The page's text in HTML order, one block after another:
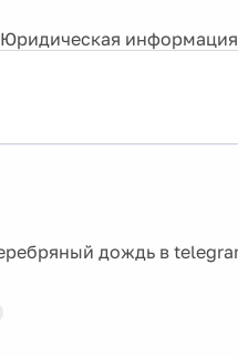
Юридическая информация